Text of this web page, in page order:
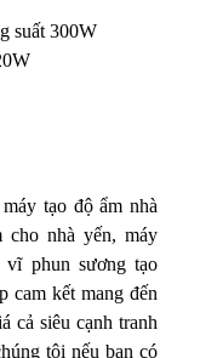
suất 300W
tạo độ ẩm nhà
cho nhà yến, máy
vĩ phun sương tạo
cam kết mang đến
cả siêu cạnh tranh
tôi nếu bạn có